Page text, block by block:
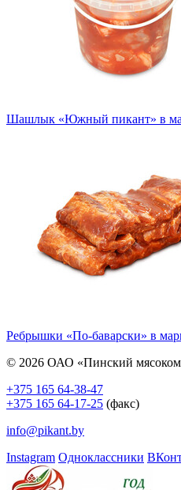
Шашлык «Южный пикант» в
Ребрышки «По-баварски» в
© 2026 ОАО «Пинский
+375 165 64-38-47
+375 165 64-17-25 (факс)
info@pikant.by
Instagram Одноклассники